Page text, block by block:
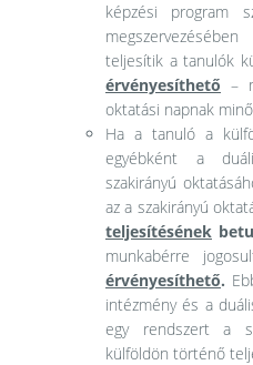
képzési program
teljesítik a tanulók
érvényesíthető –
oktatási napnak
Ha a tanuló a
egyébként a
szakirányú
az a szakirányú
teljesítésének
munkabérre
érvényesíthető.
intézmény és a
egy rendszert a
külföldön történő